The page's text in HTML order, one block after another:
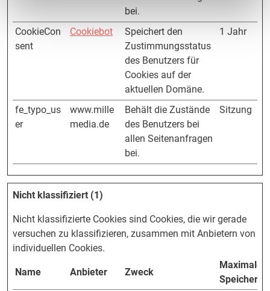
bei.
CookieCon
sent
Cookiebot
Speichert den
Zustimmungsstatus
des Benutzers für
Cookies auf der
aktuellen Domäne.
1 Jahr
fe_typo_us
er
www.mille
media.de
Behält die Zustände
des Benutzers bei
allen Seitenanfragen
bei.
Sitzung
Nicht klassifiziert (1)
Nicht klassifizierte Cookies sind Cookies, die wir gerade
versuchen zu klassifizieren, zusammen mit Anbietern von
individuellen Cookies.
Name Anbieter Zweck
Maximale